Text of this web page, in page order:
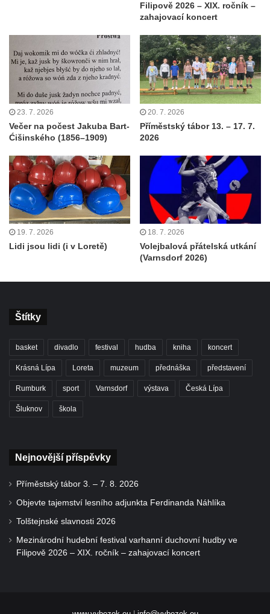
Filipově 2026 – XIX. ročník –
zahajovací koncert
23. 7. 2026
Večer na počest Jakuba Bart-
Ćišinského (1856–1909)
20. 7. 2026
Příměstský tábor 13. – 17. 7.
2026
19. 7. 2026
Lidi jsou lidi (i v Loretě)
18. 7. 2026
Volejbalová přátelská utkání
(Varnsdorf 2026)
Štítky
basket divadlo festival hudba kniha koncert
Krásná Lípa Loreta muzeum přednáška představení
Rumburk sport Varnsdorf výstava Česká Lípa
Šluknov škola
Nejnovější příspěvky
Příměstský tábor 3. – 7. 8. 2026
Objevte tajemství lesního adjunkta Ferdinanda Náhlíka
Tolštejnské slavnosti 2026
Mezinárodní hudební festival varhanní duchovní hudby ve
Filipově 2026 – XIX. ročník – zahajovací koncert